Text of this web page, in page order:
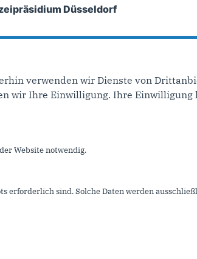
Düsseldorf
Kontakt
verwenden wir Dienste von
wir Ihre Einwilligung. Ihre
Website notwendig.
sind. Solche Daten werden